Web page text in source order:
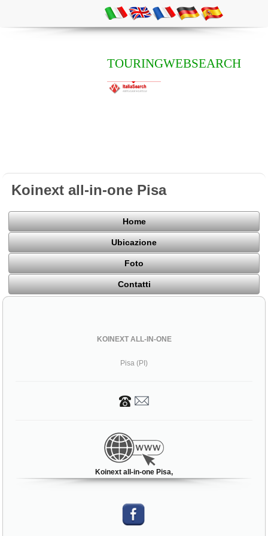
TOURINGWEBSEARCH
Koinext all-in-one Pisa
Home
Ubicazione
Foto
Contatti
KOINEXT ALL-IN-ONE
Pisa (PI)
Koinext all-in-one Pisa,